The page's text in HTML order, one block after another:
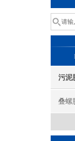
污泥
叠螺